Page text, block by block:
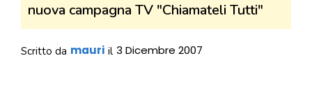
nuova campagna TV "Chiamateli Tutti"
Scritto da mauri il 3 Dicembre 2007